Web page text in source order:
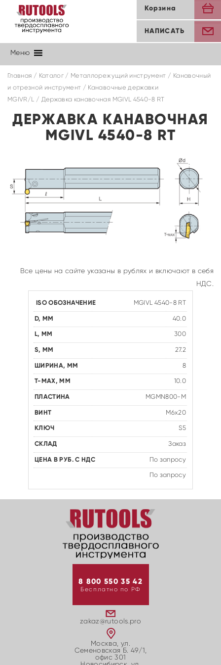
Корзина
НАПИСАТЬ
Меню
Главная / Каталог/ Металлорежущий инструмент / Канавочный
и отрезной инструмент / Канавочные державки
MGIVR/L / Державка канавочная MGIVL 4540-8 RT
ДЕРЖАВКА КАНАВОЧНАЯ
MGIVL 4540-8 RT
Все цены на сайте указаны в рублях и включают в себя
НДС.
MGIVL 4540-8 RT
40.0
300
27.2
8
10.0
MGMN800-M
M6x20
S5
Заказ
По запросу
По запросу
8 800 550 35 42
Бесплатно по РФ
zakaz@rutools.pro
Москва, ул.
Семеновская Б. 49/1,
офис 301